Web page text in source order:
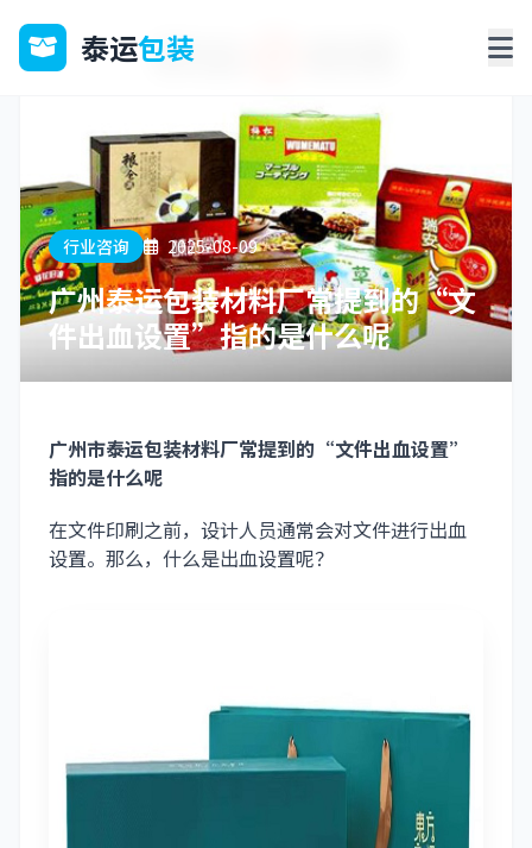
泰运包装
行业咨询 2025-08-09
广州泰运包装材料厂常提到的“文
件出血设置”指的是什么呢
广州市泰运包装材料厂常提到的“文件出血设置”
指的是什么呢
在文件印刷之前，设计人员通常会对文件进行出血
设置。那么，什么是出血设置呢？